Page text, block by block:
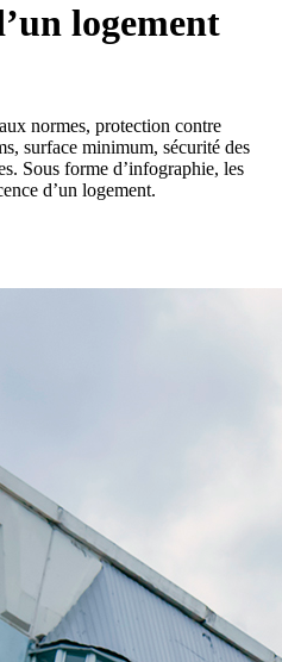
logement
normes, protection contre
surface minimum, sécurité des
Sous forme d’infographie, les
d’un logement.